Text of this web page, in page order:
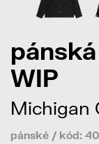
WIP
Michigan
pánské / kód: